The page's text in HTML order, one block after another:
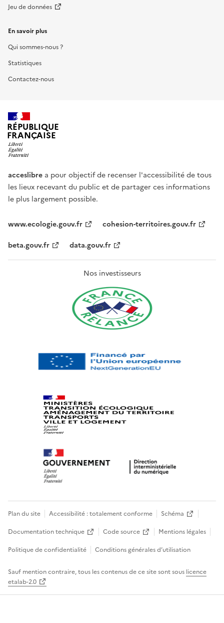
Jeu de données
En savoir plus
Qui sommes-nous ?
Statistiques
Contactez-nous
RÉPUBLIQUE
FRANÇAISE
acceslibre a pour objectif de recenser l'accessibilité de tous
les lieux recevant du public et de partager ces informations
le plus largement possible.
www.ecologie.gouv.fr
cohesion-territoires.gouv.fr
beta.gouv.fr
data.gouv.fr
Nos investisseurs
Plan du site Accessibilité : totalement conforme
Schéma
Documentation technique
Code source
Mentions légales
Politique de confidentialité
Conditions générales d’utilisation
Sauf mention contraire, tous les contenus de ce site sont sous licence
etalab-2.0